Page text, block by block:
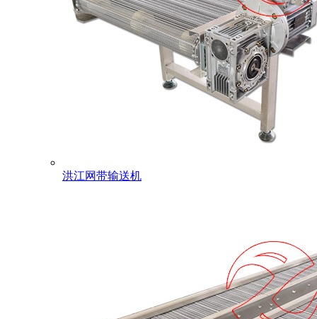
洪江网带输送机